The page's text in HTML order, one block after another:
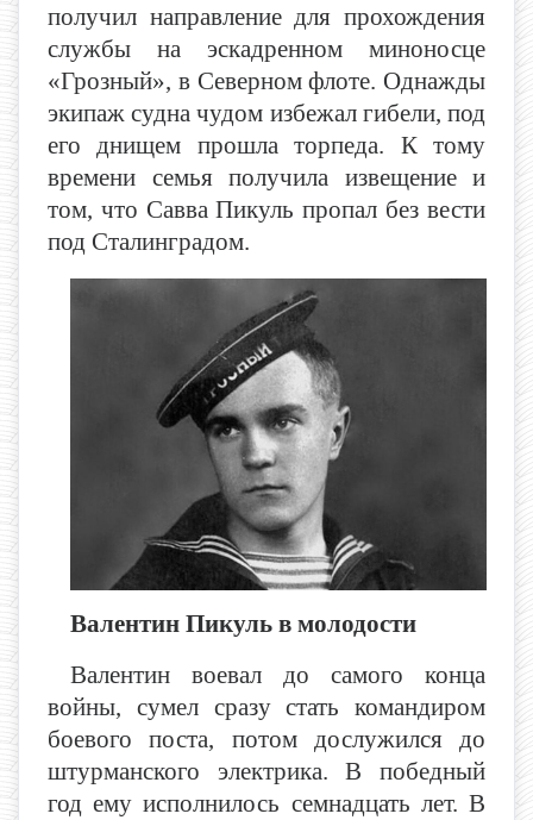
получил направление для прохождения
службы на эскадренном миноносце
«Грозный», в Северном флоте. Однажды
экипаж судна чудом избежал гибели, под
его днищем прошла торпеда. К тому
времени семья получила извещение и
том, что Савва Пикуль пропал без вести
под Сталинградом.
Валентин Пикуль в молодости
Валентин воевал до самого конца
войны, сумел сразу стать командиром
боевого поста, потом дослужился до
штурманского электрика. В победный
год ему исполнилось семнадцать лет. В